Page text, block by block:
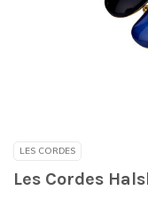
LES CORDES
Les Cordes